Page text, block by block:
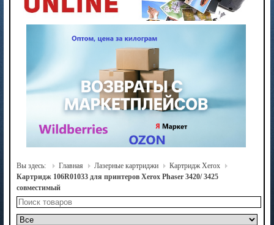
Вы здесь: Главная Лазерные картриджи
Картридж Xerox
Картридж 106R01033 для принтеров Xerox Phaser 3420/ 3425
совместимый